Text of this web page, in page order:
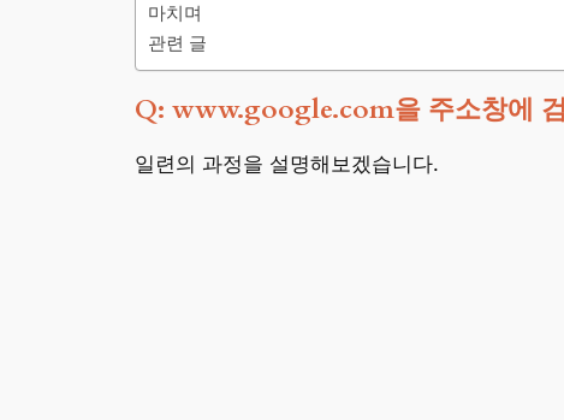
마치며
관련 글
Q: www.google.com을 주소창에
일련의 과정을 설명해보겠습니다.